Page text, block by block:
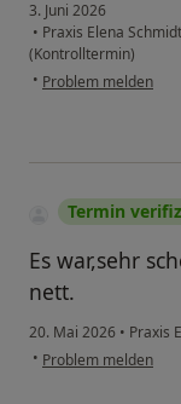
3. Juni 2026
• Praxis Elena
(Kontrolltermin)
• Problem melden
Termin
Es war,sehr
nett.
20. Mai 2026 • Praxis
• Problem melden